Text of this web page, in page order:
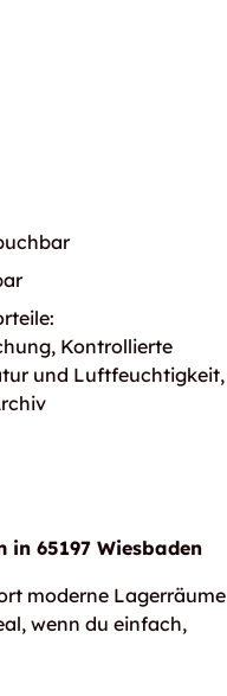
Kontrollierte
und Luftfeuchtigkeit,
65197 Wiesbaden
moderne Lagerräume
wenn du einfach,